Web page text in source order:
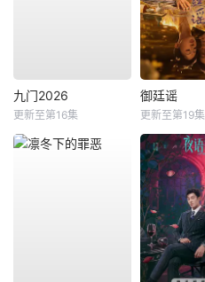
九门2026
更新至第16集
御廷谣
更新至第19集